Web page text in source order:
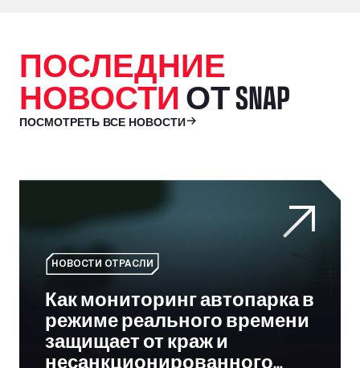
ПОСЛЕДНИЕ
НОВОСТИ ОТ SNAP
ПОСМОТРЕТЬ ВСЕ НОВОСТИ
Как мониторинг автопарка в режиме реального
НОВОСТИ ОТРАСЛИ
Как мониторинг автопарка в
режиме реального времени
защищает от краж и
несанкционированного